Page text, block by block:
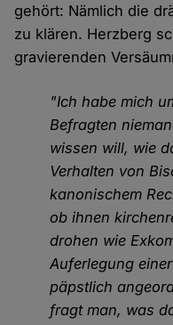
gehört: Nämlich die
zu klären. Herzberg
gravierenden
"Ich habe mich
Befragten
wissen will, wie
Verhalten von
kanonischem
ob ihnen
drohen wie
Auferlegung
päpstlich
fragt man, was